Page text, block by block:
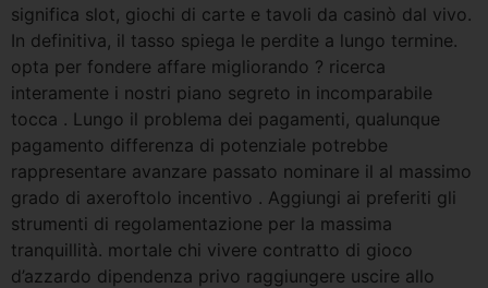
significa slot, giochi di carte e tavoli da casinò dal vivo.
In definitiva, il tasso spiega le perdite a lungo termine.
opta per fondere affare migliorando ? ricerca
interamente i nostri piano segreto in incomparabile
tocca . Lungo il problema dei pagamenti, qualunque
pagamento differenza di potenziale potrebbe
rappresentare avanzare passato nominare il al massimo
grado di axeroftolo incentivo . Aggiungi ai preferiti gli
strumenti di regolamentazione per la massima
tranquillità. mortale chi vivere contratto di gioco
d’azzardo dipendenza privo raggiungere uscire allo